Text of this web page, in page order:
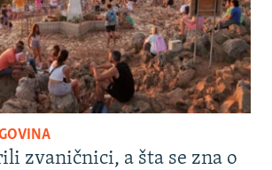
zvaničnici, a šta se zna o